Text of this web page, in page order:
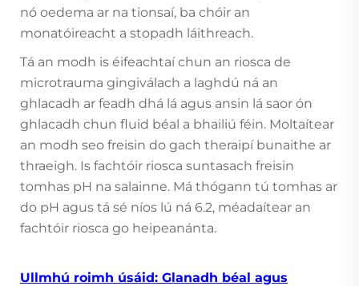
nó oedema ar na tionsaí, ba chóir an
monatóireacht a stopadh láithreach.
Tá an modh is éifeachtaí chun an riosca de
microtrauma gingiválach a laghdú ná an
ghlacadh ar feadh dhá lá agus ansin lá saor ón
ghlacadh chun fluid béal a bhailiú féin. Moltaítear
an modh seo freisin do gach theraipí bunaithe ar
thraeigh. Is fachtóir riosca suntasach freisin
tomhas pH na salainne. Má thógann tú tomhas ar
do pH agus tá sé níos lú ná 6.2, méadaítear an
fachtóir riosca go heipeanánta.
Ullmhú roimh úsáid: Glanadh béal agus